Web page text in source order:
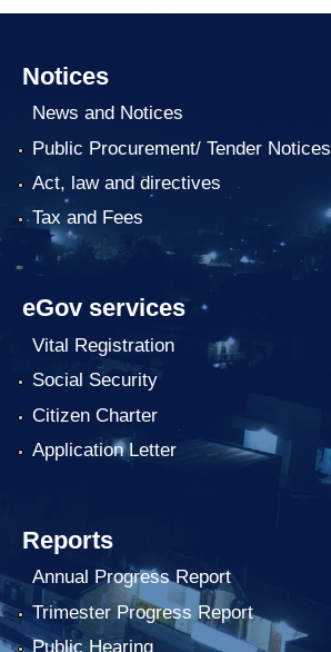
Notices
News and Notices
Public Procurement/ Tender Notices
Act, law and directives
Tax and Fees
eGov services
Vital Registration
Social Security
Citizen Charter
Application Letter
Reports
Annual Progress Report
Trimester Progress Report
Public Hearing